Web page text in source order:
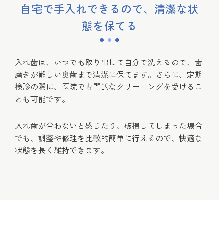
自宅で手入れできるので、清潔な状
態を保てる
入れ歯は、いつでも取り出して自分で洗えるので、歯
磨きが難しい奥歯まで清潔に保てます。さらに、定期
検診の際に、医院で専門的なクリーニングを受けるこ
とも可能です。
入れ歯が合わないと感じたり、破損してしまった場合
でも、調整や修理を比較的簡単に行えるので、快適な
状態を長く維持できます。